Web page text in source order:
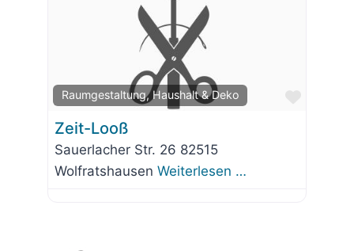
Raumgestaltung, Haushalt & Deko
Zeit-Looß
Sauerlacher Str. 26 82515
Wolfratshausen Weiterlesen …